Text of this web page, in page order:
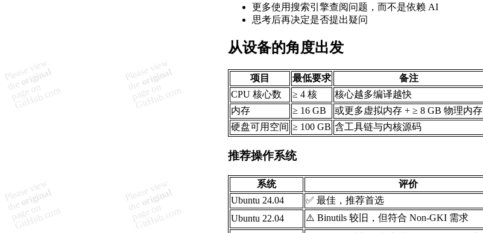
更多使用搜索引擎查阅问题，而不是依赖 AI
思考后再决定是否提出疑问
从设备的角度出发
项目 最低要求
备注
CPU 核心数
≥ 4 核
核心越多编译越快
内存
≥ 16 GB
或更多虚拟内存 + ≥ 8 GB 物理内存
硬盘可用空间 ≥ 100 GB 含工具链与内核源码
推荐操作系统
系统
评价
Ubuntu 24.04
✅ 最佳，推荐首选
Ubuntu 22.04
⚠️ Binutils 较旧，但符合 Non-GKI 需求